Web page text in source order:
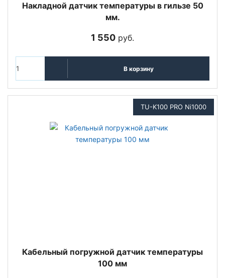
Накладной датчик температуры в гильзе 50
мм.
1 550 руб.
В корзину
TU-K100 PRO Ni1000
Кабельный погружной датчик температуры
100 мм